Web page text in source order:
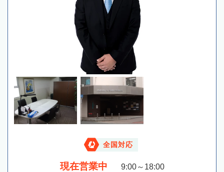
全国対応
現在営業中 9:00～18:00